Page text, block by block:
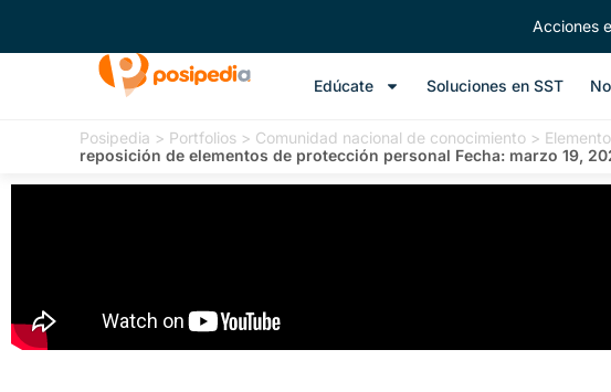
Acciones
Edúcate Soluciones en SST
Posipedia > Portfolios > Comunidad nacional de conocimiento >
reposición de elementos de protección personal Fecha: marzo 19,